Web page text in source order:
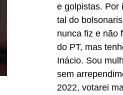
e golpistas. Por
tal do
nunca fiz e não
do PT, mas
Inácio. Sou
sem
2022, votarei